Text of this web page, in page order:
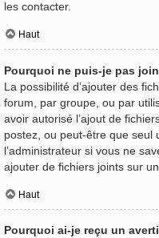
les contacter.
Haut
Pourquoi ne puis-je pas
La possibilité d’ajouter des
forum, par groupe, ou par
avoir autorisé l’ajout de
postez, ou peut-être que seul
l’administrateur si vous ne
ajouter de fichiers joints sur un
Haut
Pourquoi ai-je reçu un